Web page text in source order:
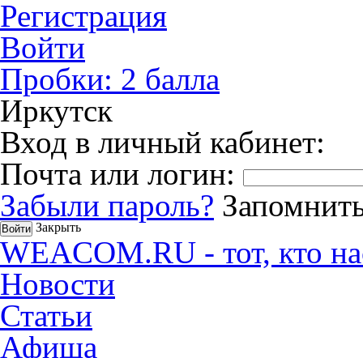
Регистрация
Войти
Пробки: 2 балла
Иркутск
Вход в личный кабинет:
Почта или логин:
Забыли пароль?
Закрыть
WEACOM.RU - тот, кто
Новости
Статьи
Афиша